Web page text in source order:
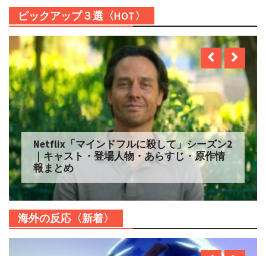
ピックアップ３選〈HOT〉
Netflix「自由研究には向かない殺人」シー
ズン2 配信へ｜キャスト・登場人物・あらす
じ・原作情報まとめ
海外の反応〈新着〉